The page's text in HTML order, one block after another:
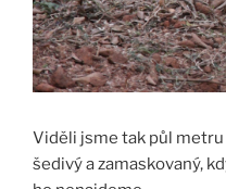
Viděli jsme tak půl
šedivý a zamaskovaný,